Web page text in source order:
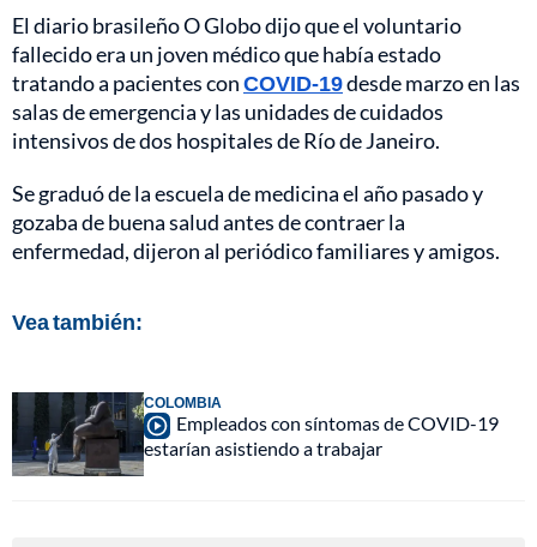
El diario brasileño O Globo dijo que el voluntario
fallecido era un joven médico que había estado
tratando a pacientes conCOVID-19desde marzo en las
salas de emergencia y las unidades de cuidados
intensivos de dos hospitales de Río de Janeiro.
Se graduó de la escuela de medicina el año pasado y
gozaba de buena salud antes de contraer la
enfermedad, dijeron al periódico familiares y amigos.
Vea también:
COLOMBIA
Empleados con síntomas de COVID-19
estarían asistiendo a trabajar